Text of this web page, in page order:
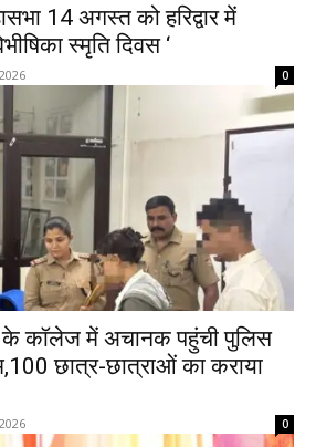
14 अगस्त को हरिद्वार में
स्मृति दिवस ‘
0
कॉलेज में अचानक पहुंची पुलिस
छात्र-छात्राओं का कराया
0